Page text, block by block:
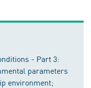
- Part 3:
parameters
environment;